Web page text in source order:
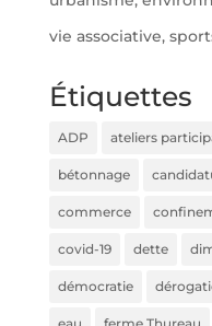
vie associative,
Étiquettes
ADP ateliers
bétonnage
commerce
covid-19 dette
démocratie